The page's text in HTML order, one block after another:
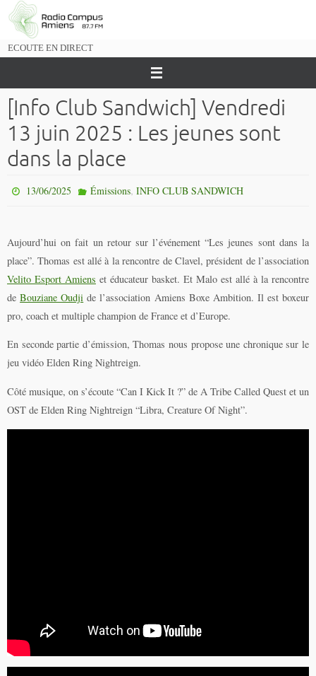
Passer
vers
ECOUTE EN DIRECT
[Info Club Sandwich] Vendredi
13 juin 2025 : Les jeunes sont
dans la place
13/06/2025 Émissions, INFO CLUB SANDWICH
Aujourd’hui on fait un retour sur l’événement “Les jeunes sont dans la
place”. Thomas est allé à la rencontre de Clavel, président de l’association
Velito Esport Amiens et éducateur basket. Et Malo est allé à la rencontre
deBouziane Oudji de l’association Amiens Boxe Ambition. Il est boxeur
pro, coach et multiple champion de France et d’Europe.
En seconde partie d’émission, Thomas nous propose une chronique sur le
jeu vidéo Elden Ring Nightreign.
Côté musique, on s’écoute “Can I Kick It ?” de A Tribe Called Quest et un
OST de Elden Ring Nightreign “Libra, Creature Of Night”.